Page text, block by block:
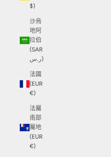
$)
沙烏
地阿
拉伯
(SAR
ر.س)
法國
(EUR
€)
法屬
南部
屬地
(EUR
€)